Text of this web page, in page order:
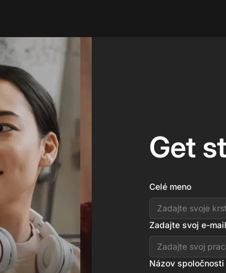
Get
Celé meno
Zadajte svoj e-mail
Názov spoločnosti